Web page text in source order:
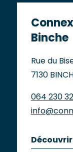
Binche
Rue du
7130
064 230